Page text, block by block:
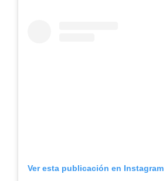
Ver esta publicación en Instagram